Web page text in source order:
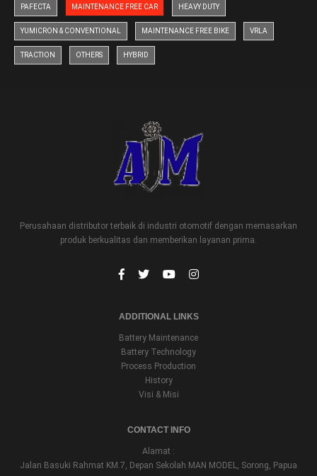
PAFECTA MAINTENANCE FREE CAR HEAVY DUTY
YUMICRON & CONVENTIONAL MAINTENANCE FREE BIKE VRLA
TRACTION OTHERS HYBRID
Perusahaan distributor terbaik di industri otomotif dengan memasarkan
produk berkualitas dan memberikan layanan prima.
ADDITIONAL LINKS
Battery Maintenance
Battery Technology
Process Production
History
Visi & Misi
CONTACT INFO
Alamat :
Jalan Basuki Rahmat KM.7, Depan Sekolah MAN MODEL, Sorong, Papua